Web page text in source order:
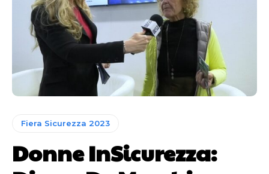
Fiera Sicurezza 2023
Donne InSicurezza: